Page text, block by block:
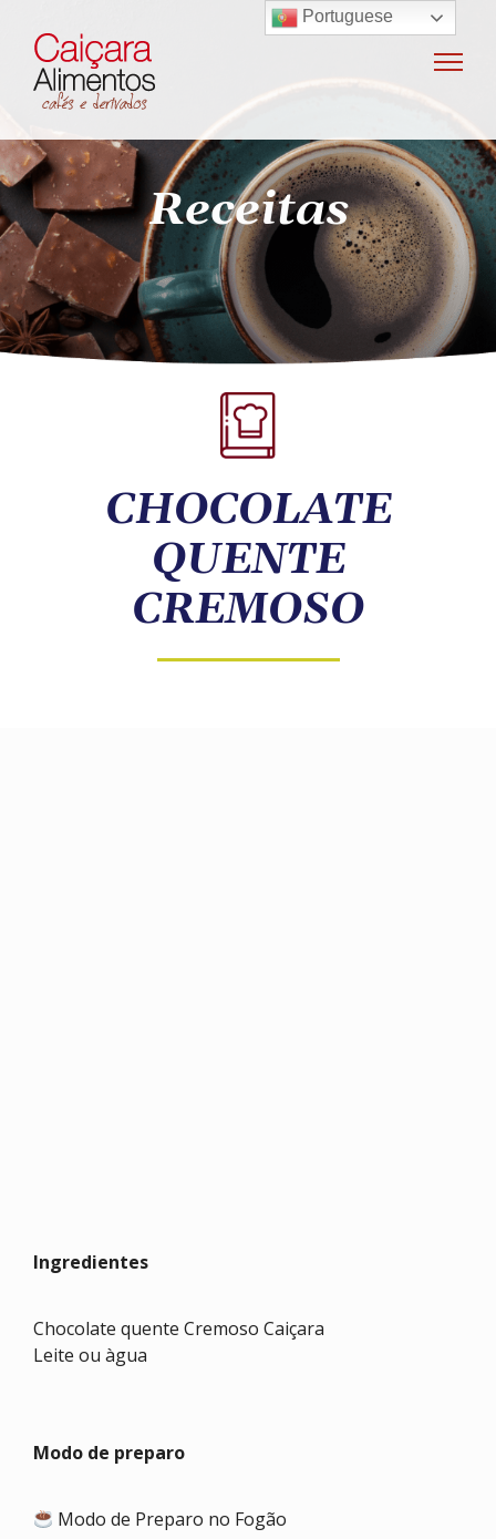
Sobre o grupo
Máquinas de café
Locação e vendas de máquinas de café
Insumos para máquinas de café
Manutenção e oficina
Terceirização
Export
Nossas marcas
Produtos
Receitas
CHOCOLATE
QUENTE
CREMOSO
Ingredientes
Chocolate quente Cremoso Caiçara
Leite ou àgua
Modo de preparo
Modo de Preparo no Fogão
Portuguese